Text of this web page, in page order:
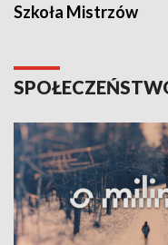
Szkoła Mistrzów